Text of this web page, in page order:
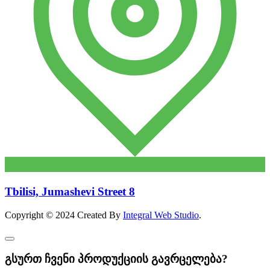
Tbilisi, Jumashevi Street 8
Copyright © 2024 Created By Integral Web Studio.
გსურთ ჩვენი პროდუქციის გავრცელება?